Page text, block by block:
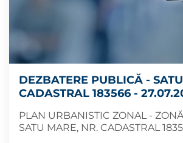
DEZBATERE PUBLICĂ -
CADASTRAL 183566 -
PLAN URBANISTIC ZONAL -
SATU MARE, NR. CADASTRAL